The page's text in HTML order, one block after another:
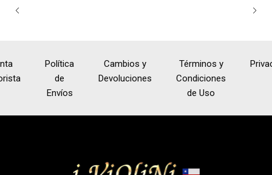
Política
de
Envíos
Cambios y
Devoluciones
Términos y
Condiciones
de Uso